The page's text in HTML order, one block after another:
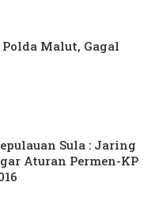
Malut, Gagal
Sula : Jaring
Aturan Permen-KP